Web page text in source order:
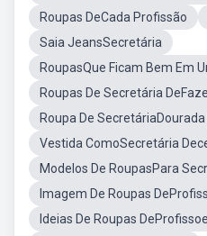
Roupas DeCada Profissão
Saia JeansSecretária
RoupasQue Ficam Bem Em
Roupas De Secretária
Roupa De
Vestida ComoSecretária
Modelos De RoupasPara
Imagem De Roupas
Ideias De Roupas